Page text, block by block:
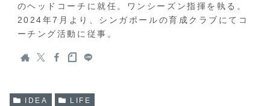
のヘッドコーチに就任。ワンシーズン指揮を執る。
2024年7月より、シンガポールの育成クラブにてコ
ーチング活動に従事。
IDEA LIFE